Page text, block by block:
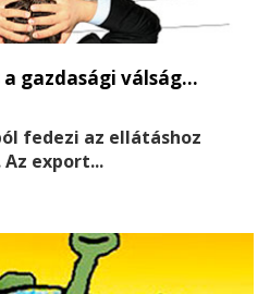
a gazdasági válság…
fedezi az ellátáshoz
export...